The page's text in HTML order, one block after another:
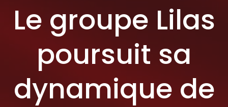
Le groupe Lilas
poursuit sa
dynamique de